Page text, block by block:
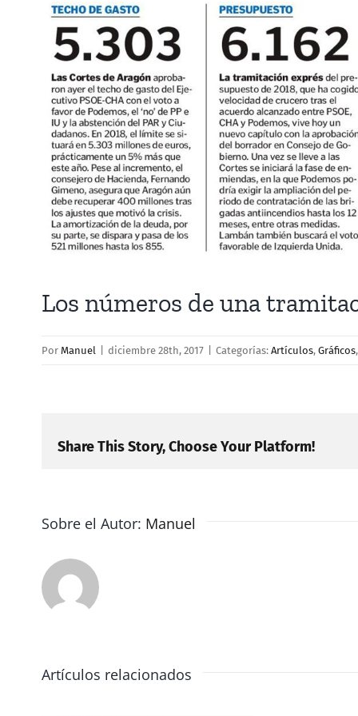
grande
Los números de una
Por Manuel diciembre 28th, 2017 Categorías: Artículos, Gráficos,
Share This Story, Choose Your Platform!
Sobre el Autor: Manuel
Artículos relacionados